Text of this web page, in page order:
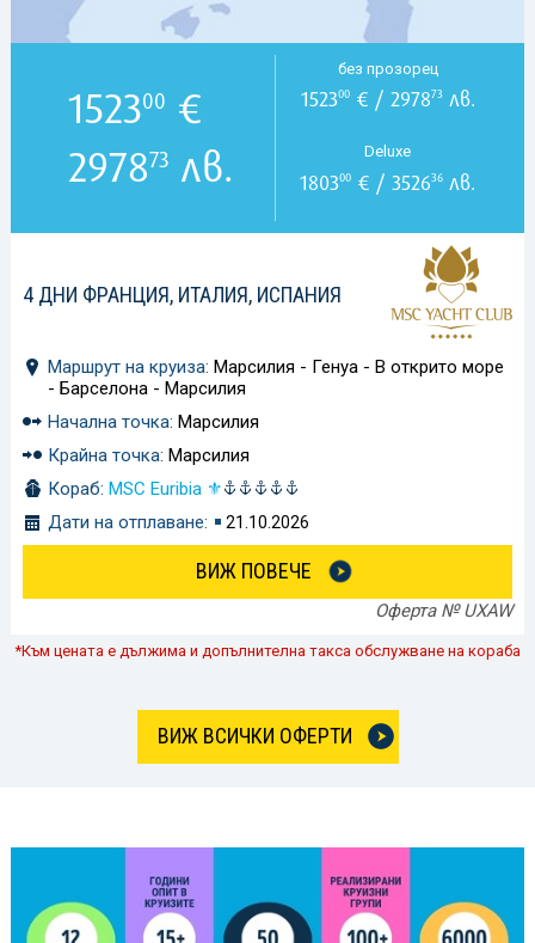
4 ДНИ ФРАНЦИЯ, ИТАЛИЯ, ИСПАНИЯ
Маршрут на круиза: Марсилия - Генуа - В открито море
- Барселона - Марсилия
Начална точка: Марсилия
Крайна точка: Марсилия
Кораб: MSC Euribia ⚜
Дати на отплаване:
21.10.2026
ВИЖ ПОВЕЧЕ
Оферта № UXAW
152300 €
297873 лв.
без прозорец
152300€ / 297873лв.
Deluxe
180300 € / 352636 лв.
*Към цената е дължима и допълнителна такса обслужване на кораба
ВИЖ ВСИЧКИ ОФЕРТИ